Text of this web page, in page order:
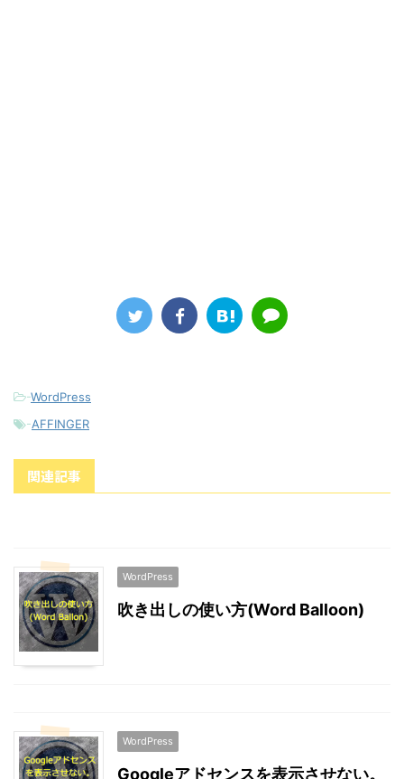
-WordPress
-AFFINGER
関連記事
WordPress
吹き出しの使い方(Word Balloon)
WordPress
Googleアドセンスを表示させない。